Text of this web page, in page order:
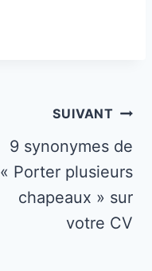
SUIVANT
9 synonymes de
« Porter plusieurs
chapeaux » sur
votre CV